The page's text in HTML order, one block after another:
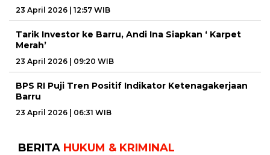
23 April 2026 | 12:57 WIB
Tarik Investor ke Barru, Andi Ina Siapkan ‘ Karpet
Merah’
23 April 2026 | 09:20 WIB
BPS RI Puji Tren Positif Indikator Ketenagakerjaan
Barru
23 April 2026 | 06:31 WIB
BERITA HUKUM & KRIMINAL